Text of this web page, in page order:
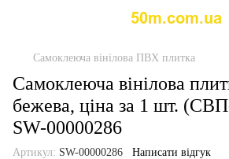
Самоклеюча вінілова ПВХ плитка
Самоклеюча вінілова
бежева, ціна за 1 шт.
SW-00000286
Артикул: SW-00000286 Написати відгук